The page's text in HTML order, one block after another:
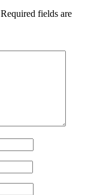
Required fields are